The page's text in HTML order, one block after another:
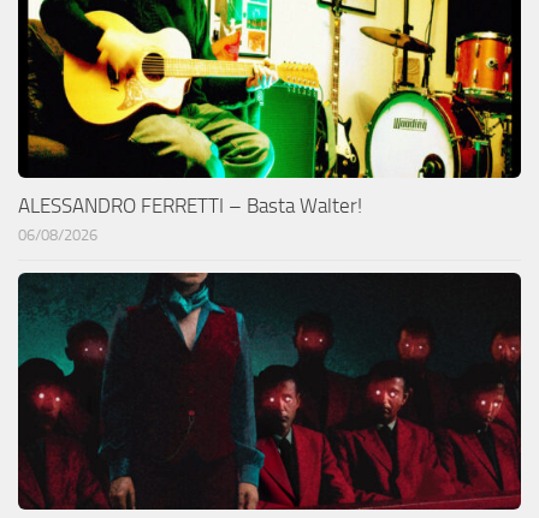
ALESSANDRO FERRETTI – Basta Walter!
06/08/2026